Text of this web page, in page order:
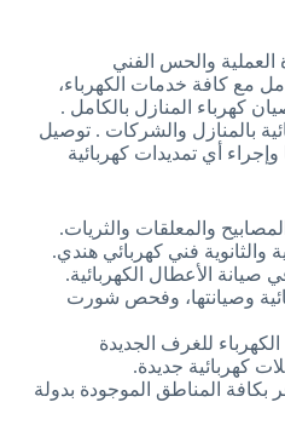
العملية والحس الفني
مع كافة خدمات الكهرباء،
كهرباء المنازل بالكامل .
بالمنازل والشركات . توصيل
وإجراء أي تمديدات كهربائية
والمعلقات والثريات.
والثانوية فني كهربائي هندي.
صيانة الأعطال الكهربائية.
وصيانتها، وفحص شورت
للغرف الجديدة
كهربائية جديدة.
بكافة المناطق الموجودة بدولة